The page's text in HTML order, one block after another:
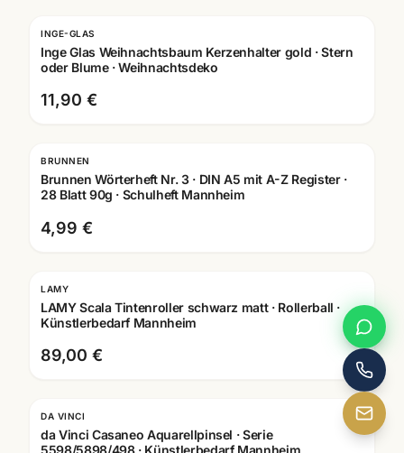
INGE-GLAS
Inge Glas Weihnachtsbaum Kerzenhalter gold · Stern
oder Blume · Weihnachtsdeko
11,90 €
BRUNNEN
Brunnen Wörterheft Nr. 3 · DIN A5 mit A-Z Register ·
28 Blatt 90g · Schulheft Mannheim
4,99 €
Gravur
LAMY
LAMY Scala Tintenroller schwarz matt · Rollerball ·
Künstlerbedarf Mannheim
89,00 €
DA VINCI
da Vinci Casaneo Aquarellpinsel · Serie